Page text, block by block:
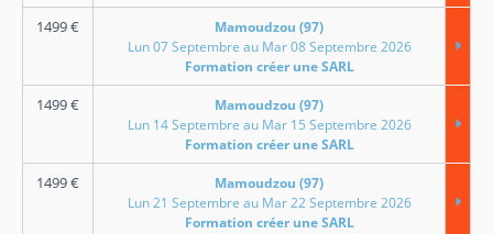
1499€
Mamoudzou (97)
Lun 07 Septembre au Mar 08 Septembre 2026
Formation créer une SARL
1499€
Mamoudzou (97)
Lun 14 Septembre au Mar 15 Septembre 2026
Formation créer une SARL
1499€
Mamoudzou (97)
Lun 21 Septembre au Mar 22 Septembre 2026
Formation créer une SARL